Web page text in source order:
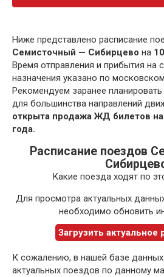
Ниже представлено расписание
Семисточный — Сибирцево на
Время отправления и прибытия на
назначения указано по
Рекомендуем заранее
для большинства направлений
открыта продажа ЖД билетов на
года.
Расписание поездов
Какие поезда ходят по
Для просмотра актуальных
необходимо обновить
Загрузить актуальное
К сожалению, в нашей базе
актуальных поездов по данному